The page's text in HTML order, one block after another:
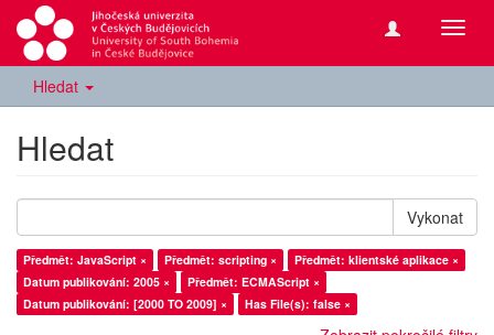
Hledat
Hledat
Vykonat
Předmět: JavaScript × Předmět: scripting ×
Předmět: klientské aplikace ×
Datum publikování: 2005 ×
Předmět: ECMAScript ×
Datum publikování: [2000 TO 2009] ×
Has File(s): false ×